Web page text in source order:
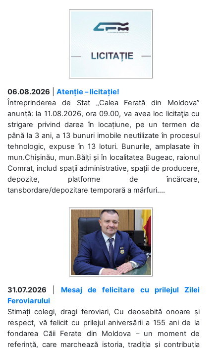
06.08.2026
Atenție – licitație!
Întreprinderea de Stat „Calea Ferată din Moldova”
anunță: la 11.08.2026, ora 09.00, va avea loc licitaţia cu
strigare privind darea în locațiune, pe un termen de
până la 3 ani, a 13 bunuri imobile neutilizate în procesul
tehnologic, expuse în 13 loturi. Bunurile, amplasate în
mun.Chișinău, mun.Bălți și în localitatea Bugeac, raionul
Comrat, includ spații administrative, spații de producere,
depozite, platforme de încărcare,
tansbordare/depozitare temporară a mărfuri....
31.07.2026
Mesaj de felicitare cu prilejul Zilei
Feroviarului
Stimați colegi, dragi feroviari, Cu deosebită onoare și
respect, vă felicit cu prilejul aniversării a 155 ani de la
fondarea Căii Ferate din Moldova – un moment de
referință, care marchează istoria, tradiția și contribuția